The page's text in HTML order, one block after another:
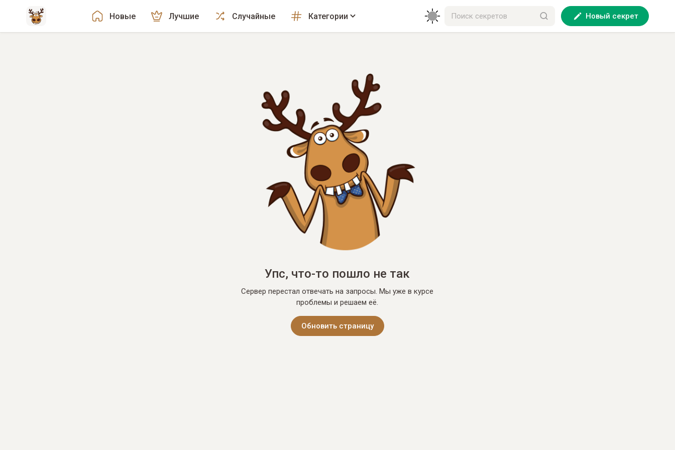
Новые Лучшие Случайные Категории Новый секрет
Упс, что-то пошло не так
Сервер перестал отвечать на запросы. Мы уже в курсе
проблемы и решаем её.
Обновить страницу